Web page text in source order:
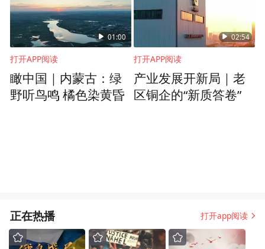
01:00
打开APP阅读
瞰中国｜内蒙古：绿
野听鸟鸣 橘色染黄昏
02:54
打开APP阅读
产业发展开新局｜老
区铜企的“新质答卷”
正在热播 打开app阅读